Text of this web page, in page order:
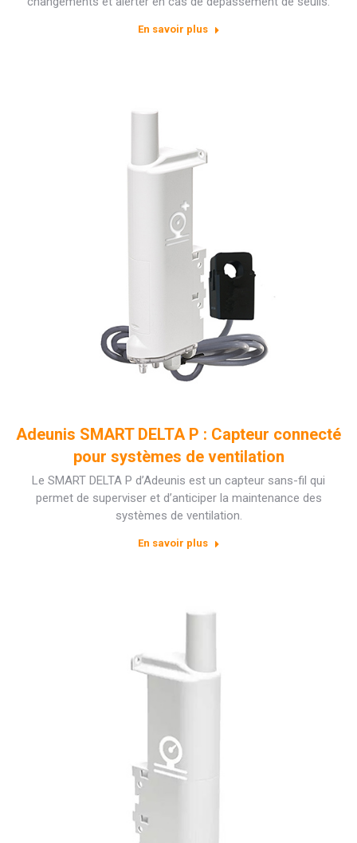
En savoir plus
Adeunis SMART DELTA P : Capteur connecté
pour systèmes de ventilation
Le SMART DELTA P d’Adeunis est un capteur sans-fil qui
permet de superviser et d’anticiper la maintenance des
systèmes de ventilation.
En savoir plus